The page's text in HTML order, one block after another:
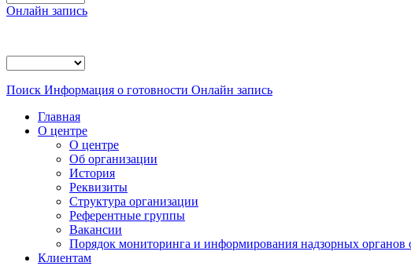
Онлайн запись
Поиск Информация о готовности Онлайн запись
Главная
О центре
О центре
Об организации
История
Реквизиты
Структура организации
Референтные группы
Вакансии
Порядок мониторинга и информирования надзорных
Клиентам